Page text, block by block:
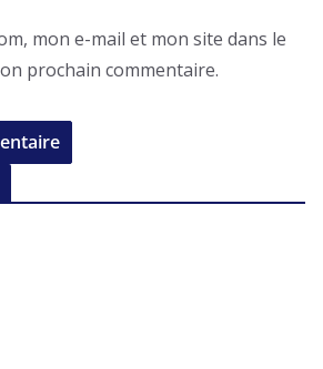
mon e-mail et mon site dans le
prochain commentaire.